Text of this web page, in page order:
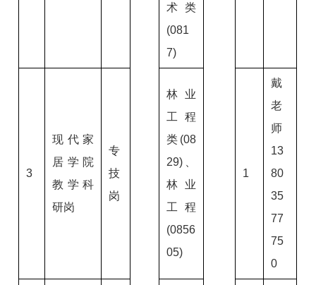
术类
(081
7)
3
现代家
居学院
教学科
研岗
专
技
岗
林业
工程
类(08
29)、
林业
工程
(0856
05)
1
戴
老
师
13
80
35
77
75
0